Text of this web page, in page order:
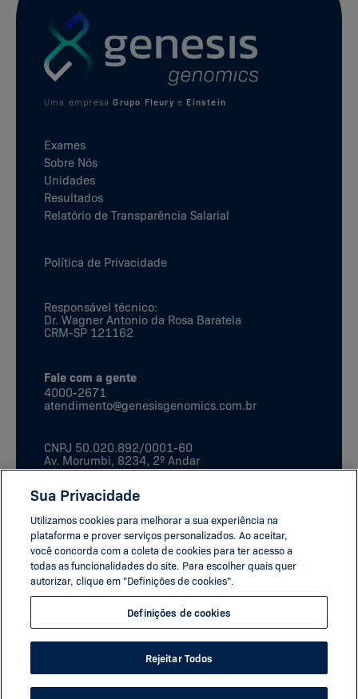
Agendar Exame
Uma empresaGrupo Fleury e Einstein
Exames
Sobre Nós
Unidades
Resultados
Relatório de Transparência Salarial
Política de Privacidade
Responsável técnico:
Dr. Wagner Antonio da Rosa Baratela
CRM-SP 121162
Fale com a gente
4000-2671
atendimento@genesisgenomics.com.br
CNPJ 50.020.892/0001-60
Av. Morumbi, 8234, 2º Andar
São Paulo, SP
©2026Genesis Genomics
Sua Privacidade
Utilizamos cookies para melhorar a sua experiência na
plataforma e prover serviços personalizados. Ao aceitar,
você concorda com a coleta de cookies para ter acesso a
todas as funcionalidades do site. Para escolher quais quer
autorizar, clique em "Definições de cookies".
Definições de cookies
Rejeitar Todos